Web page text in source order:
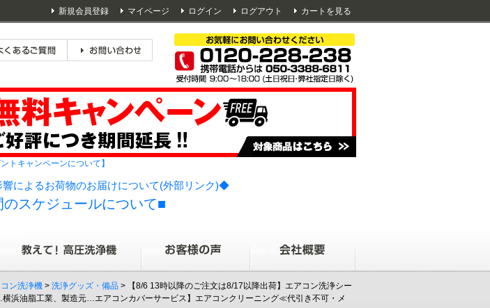
新規会員登録 マイページ ログイン ログアウト カートを見る
トキャンペーンについて】
によるお荷物のお届けについて(外部リンク)◆
スケジュールについて■
ン洗浄機 > 洗浄グッズ・備品 > 【8/6 13時以降のご注文は8/17以降出荷】エアコン洗浄シー
浜油脂工業、製造元…エアコンカバーサービス】エアコンクリーニング≪代引き不可・メ